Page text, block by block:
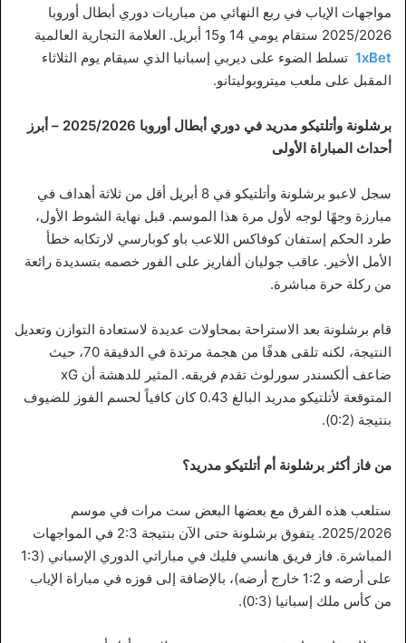
مواجهات الإياب في ربع النهائي من مباريات دوري أبطال أوروبا
2025/2026 ستقام يومي 14 و15 أبريل. العلامة التجارية العالمية
1xBet تسلط الضوء على ديربي إسبانيا الذي سيقام يوم الثلاثاء
المقبل على ملعب ميتروبوليتانو.
برشلونة وأتلتيكو مدريد في دوري أبطال أوروبا 2025/2026 – أبرز
أحداث المباراة الأولى
سجل لاعبو برشلونة وأتلتيكو في 8 أبريل أقل من ثلاثة أهداف في
مبارزة وجهًا لوجه لأول مرة هذا الموسم. قبل نهاية الشوط الأول،
طرد الحكم إستفان كوفاكس اللاعب باو كوبارسي لارتكابه خطأ
الأمل الأخير. عاقب جوليان ألفاريز على الفور خصمه بتسديدة رائعة
من ركلة حرة مباشرة.
قام برشلونة بعد الاستراحة بمحاولات عديدة لاستعادة التوازن وتعديل
النتيجة، لكنه تلقى هدفًا من هجمة مرتدة في الدقيقة 70، حيث
المتوقعة لأتلتيكو مدريد البالغ 0.43 كان كافياً لحسم الفوز للضيوف
بنتيجة (0:2).
من فاز أكثر برشلونة أم أتلتيكو مدريد؟
ستلعب هذه الفرق مع بعضها البعض ست مرات في موسم
2025/2026. يتفوق برشلونة حتى الآن بنتيجة 2:3 في المواجهات
المباشرة. فاز فريق هانسي فليك في مباراتي الدوري الإسباني (1:3
على أرضه و 1:2 خارج أرضه)، بالإضافة إلى فوزه في مباراة الإياب
من كأس ملك إسبانيا (0:3).